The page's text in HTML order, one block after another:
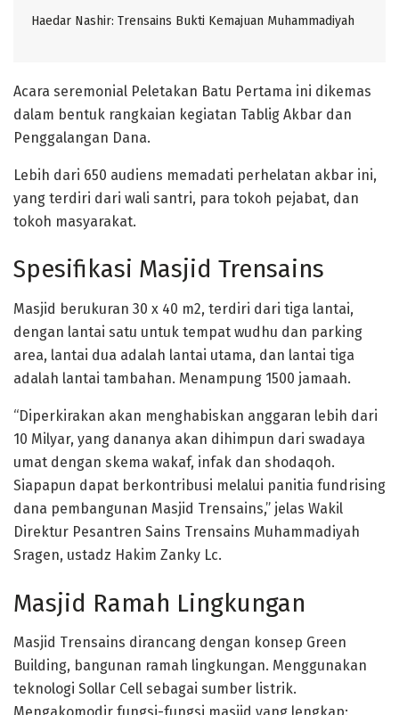
Haedar Nashir: Trensains Bukti Kemajuan Muhammadiyah
Acara seremonial Peletakan Batu Pertama ini dikemas
dalam bentuk rangkaian kegiatan Tablig Akbar dan
Penggalangan Dana.
Lebih dari 650 audiens memadati perhelatan akbar ini,
yang terdiri dari wali santri, para tokoh pejabat, dan
tokoh masyarakat.
Spesifikasi Masjid Trensains
Masjid berukuran 30 x 40 m2, terdiri dari tiga lantai,
dengan lantai satu untuk tempat wudhu dan parking
area, lantai dua adalah lantai utama, dan lantai tiga
adalah lantai tambahan. Menampung 1500 jamaah.
“Diperkirakan akan menghabiskan anggaran lebih dari
10 Milyar, yang dananya akan dihimpun dari swadaya
umat dengan skema wakaf, infak dan shodaqoh.
Siapapun dapat berkontribusi melalui panitia fundrising
dana pembangunan Masjid Trensains,” jelas Wakil
Direktur Pesantren Sains Trensains Muhammadiyah
Sragen, ustadz Hakim Zanky Lc.
Masjid Ramah Lingkungan
Masjid Trensains dirancang dengan konsep Green
Building, bangunan ramah lingkungan. Menggunakan
teknologi Sollar Cell sebagai sumber listrik.